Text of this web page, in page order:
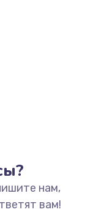
нам,
вам!